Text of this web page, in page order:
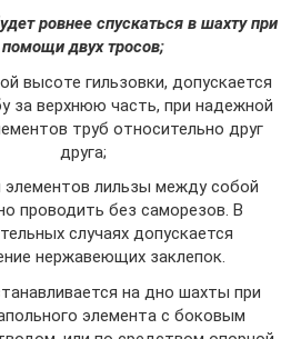
ровнее спускаться в шахту при
помощи двух тросов;
высоте гильзовки, допускается
за верхнюю часть, при надежной
труб относительно друг
друга;
элементов лильзы между собой
проводить без саморезов. В
случаях допускается
нержавеющих заклепок.
на дно шахты при
элемента с боковым